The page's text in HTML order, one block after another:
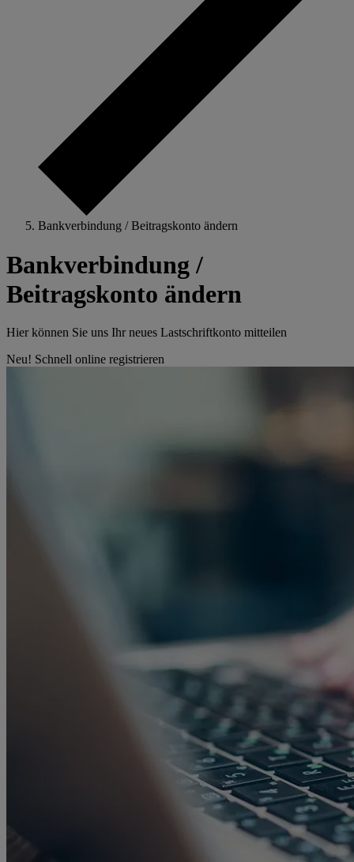
Bankverbindung / Beitragskonto ändern
Bankverbindung /
Beitragskonto ändern
Hier können Sie uns Ihr neues Lastschriftkonto mitteilen
Neu! Schnell online registrieren